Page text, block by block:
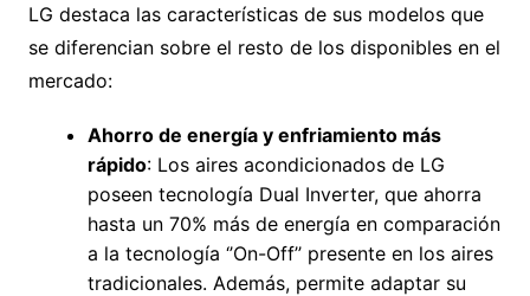
LG destaca las características de sus modelos que
se diferencian sobre el resto de los disponibles en el
mercado:
Ahorro de energía y enfriamiento más
rápido: Los aires acondicionados de LG
poseen tecnología Dual Inverter, que ahorra
hasta un 70% más de energía en comparación
a la tecnología ‘’On-Off’’ presente en los aires
tradicionales. Además, permite adaptar su